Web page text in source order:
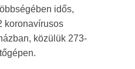
idős,
koronavírusos
közülük 273-